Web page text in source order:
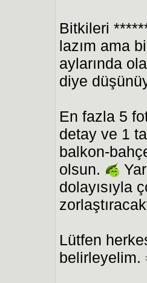
Bitkileri
lazım ama
aylarında
diye
En fazla 5
detay ve 1
balkon-
olsun.
dolayısıyla
Lütfen
belirleyelim.